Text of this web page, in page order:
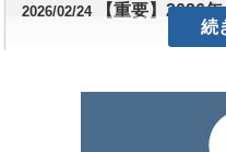
2026/02/24 【重要】2026年4
続